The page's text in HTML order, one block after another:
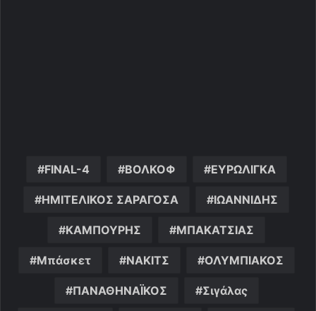
FINAL-4 ΒΟΛΚΟΦ ΕΥΡΩΛΙΓΚΑ
ΗΜΙΤΕΛΙΚΟΣ ΣΑΡΑΓΟΣΑ ΙΩΑΝΝΙΔΗΣ
ΚΑΜΠΟΥΡΗΣ ΜΠΑΚΑΤΣΙΑΣ
Μπάσκετ ΝΑΚΙΤΣ ΟΛΥΜΠΙΑΚΟΣ
ΠΑΝΑΘΗΝΑΪΚΟΣ Σιγάλας